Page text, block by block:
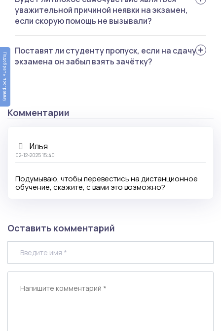
уважительной причиной неявки на экзамен,
если скорую помощь не вызывали?
Факт обязательно нужно подтвержить
документально, для этого можно вызвать врача на
Поставят ли студенту пропуск, если на сдачу
экзамена он забыл взять зачётку?
отправляется на пересдачу, в другом – главное,
Комментарии
Илья
02-12-2025 15:40
Подумываю, чтобы перевестись на дистанционное
обучение, скажите, с вами это возможно?
Оставить комментарий
Подобрать программу